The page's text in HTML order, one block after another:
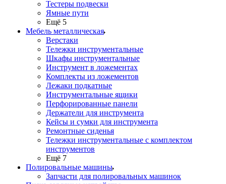
Тестеры подвески
Ямные пути
Ещё 5
Мебель металлическая
Верстаки
Тележки инструментальные
Шкафы инструментальные
Инструмент в ложементах
Комплекты из ложементов
Лежаки подкатные
Инструментальные ящики
Перфорированные панели
Держатели для инструмента
Кейсы и сумки для инструмента
Ремонтные сиденья
Тележки инструментальные с комплектом
инструментов
Ещё 7
Полировальные машины
Запчасти для полировальных машинок